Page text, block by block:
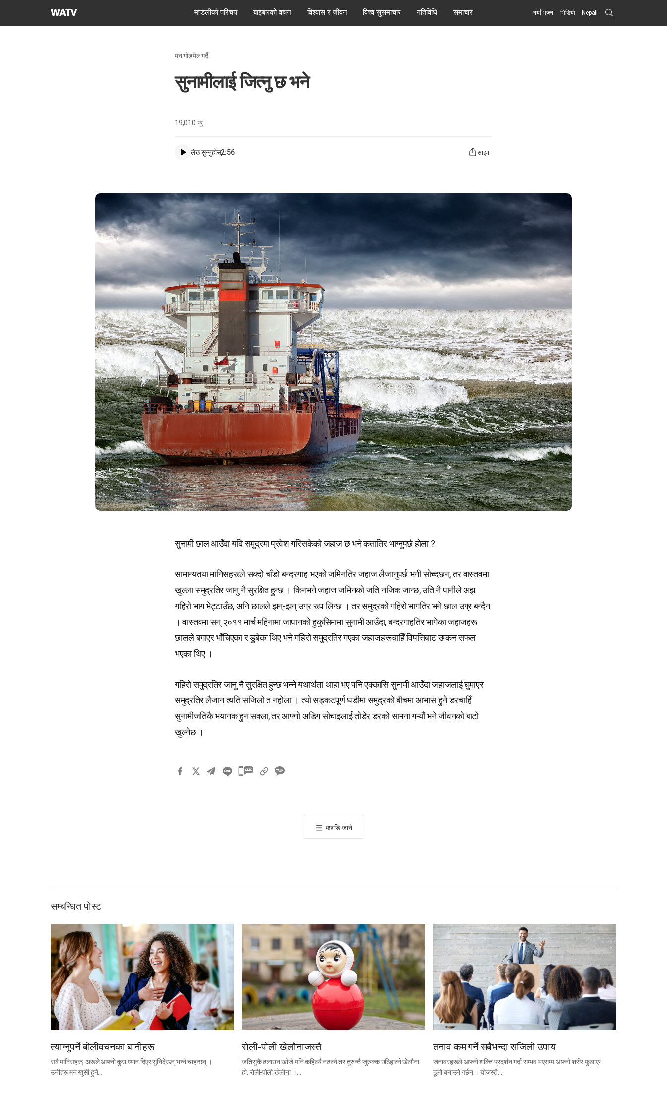
परमेश्वरको
मण्डलीको परिचय बाइबलको वचन विश्वास र जीवन विश्व सुसमाचार गतिविधि समाचार नयाँ भजन भिडियो Nepali Search
Submit
मन गोडमेल गर्दै
सुनामीलाई जित्नु छ भने
19,010 भ्यु
लेख सुन्नुहोस्2:56 साझा
सुनामी छाल आउँदा यदि समुद्रमा प्रवेश गरिसकेको जहाज छ भने कतातिर भाग्नुपर्छ होला ?
सामान्यतया मानिसहरूले सक्दो चाँडो बन्दरगाह भएको जमिनतिर जहाज लैजानुपर्छ भनी सोच्दछन्, तर वास्तवमा
खुल्ला समुद्रतिर जानु नै सुरक्षित हुन्छ । किनभने जहाज जमिनको जति नजिक जान्छ, उति नै पानीले अझ
गहिरो भाग भेट्टाउँछ, अनि छालले झन्-झन् उग्र रूप लिन्छ । तर समुद्रको गहिरो भागतिर भने छाल उग्र बन्दैन
। वास्तवमा सन् २०११ मार्च महिनामा जापानको हुकुसिमामा सुनामी आउँदा, बन्दरगाहतिर भागेका जहाजहरू
छालले बगाएर भाँचिएका र डुबेका थिए भने गहिरो समुद्रतिर गएका जहाजहरूचाहिँ विपत्तिबाट उम्कन सफल
भएका थिए ।
गहिरो समुद्रतिर जानु नै सुरक्षित हुन्छ भन्ने यथार्थता थाहा भए पनि एक्कासि सुनामी आउँदा जहाजलाई घुमाएर
समुद्रतिर लैजान त्यति सजिलो त नहोला । त्यो सङ्कटपूर्ण घडीमा समुद्रको बीचमा आभास हुने डरचाहिँ
सुनामीजतिकै भयानक हुन सक्ला, तर आफ्नो अडिग सोचाइलाई तोडेर डरको सामना गऱ्यौं भने जीवनको बाटो
खुल्नेछ ।
카
पछाडि जाने
सम्बन्धित पोस्ट
त्याग्नुपर्ने बोलीवचनका बानीहरू
सबै मानिसहरू, अरूले आफ्नो कुरा ध्यान दिएर सुनिदेऊन् भन्ने चाहन्छन् ।
उनीहरू मन खुसी हुने…
रोली-पोली खेलौनाजस्तै
जतिसुकै ढलाउन खोजे पनि कहिल्यै नढल्ने तर तुरुन्तै जुरुक्क उठिहाल्ने खेलौना
हो, रोली-पोली खेलौना ।…
तनाव कम गर्ने सबैभन्दा सजिलो उपाय
जनावरहरूले आफ्नो शक्ति प्रदर्शन गर्दा सम्भव भएसम्म आफ्नो शरीर फुलाएर
ठूलो बनाउने गर्छन् । योजस्तै…